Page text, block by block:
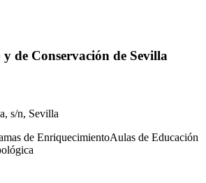
de Conservación de Sevilla
s/n, Sevilla
de EnriquecimientoAulas de Educación